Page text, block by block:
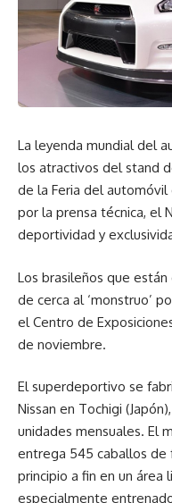
La leyenda mundial del
los atractivos del stand
de la Feria del automóvil
por la prensa técnica, el
deportividad y
Los brasileños que
de cerca al ‘monstruo’
el Centro de
de noviembre.
El superdeportivo se
Nissan en Tochigi
unidades mensuales. El
entrega 545 caballos de
principio a fin en un área
especialmente